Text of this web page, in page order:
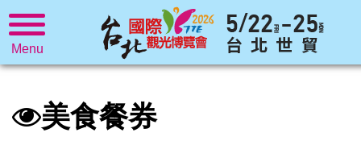
Menu
美食餐券